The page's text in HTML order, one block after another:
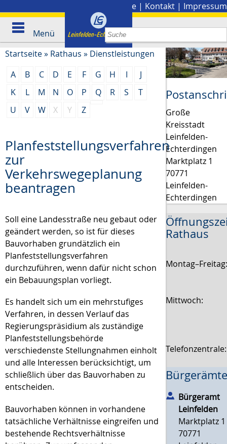
Presse | Kontakt | Impressum
Menü
Startseite» Rathaus » Dienstleistungen
A
B C D E F G H I
J
K
L M N O P Q R S
T
U
V W X Y Z
Planfeststellungsverfahren
zur
Verkehrswegeplanung
beantragen
Soll eine Landesstraße neu gebaut oder
geändert werden, so ist für dieses
Bauvorhaben grundätzlich ein
Planfeststellungsverfahren
durchzuführen, wenn dafür nicht schon
ein Bebauungsplan vorliegt.
Es handelt sich um ein mehrstufiges
Verfahren, in dessen Verlauf das
Regierungspräsidium als zuständige
Planfeststellungsbehörde
verschiedenste Stellungnahmen einholt
und alle Interessen berücksichtigt, um
schließlich über das Bauvorhaben zu
entscheiden.
Bauvorhaben können in vorhandene
tatsächliche Verhältnisse eingreifen und
bestehende Rechtsverhältnisse
Große
Kreisstadt
Leinfelden-
Echterdingen
Marktplatz 1
70771
Leinfelden-
Echterdingen
Rathaus
Mittwoch:
Bürgeramt
Leinfelden
Marktplatz 1
70771